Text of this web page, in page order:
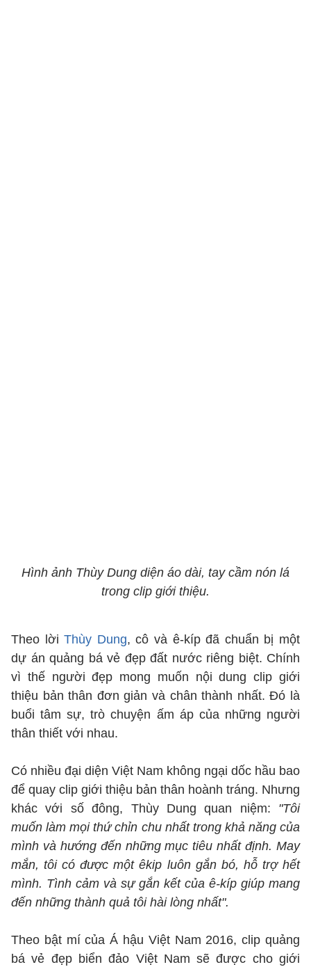
Hình ảnh Thùy Dung diện áo dài, tay cầm nón lá
trong clip giới thiệu.
Theo lờiThùy Dung, cô và ê-kíp đã chuẩn bị một
dự án quảng bá vẻ đẹp đất nước riêng biệt. Chính
vì thế người đẹp mong muốn nội dung clip giới
thiệu bản thân đơn giản và chân thành nhất. Đó là
buổi tâm sự, trò chuyện ấm áp của những người
thân thiết với nhau.
Có nhiều đại diện Việt Nam không ngại dốc hầu bao
để quay clip giới thiệu bản thân hoành tráng. Nhưng
khác với số đông, Thùy Dung quan niệm: "Tôi
muốn làm mọi thứ chỉn chu nhất trong khả năng của
mình và hướng đến những mục tiêu nhất định. May
mắn, tôi có được một êkip luôn gắn bó, hỗ trợ hết
mình. Tình cảm và sự gắn kết của ê-kíp giúp mang
đến những thành quả tôi hài lòng nhất".
Theo bật mí của Á hậu Việt Nam 2016, clip quảng
bá vẻ đẹp biển đảo Việt Nam sẽ được cho giới